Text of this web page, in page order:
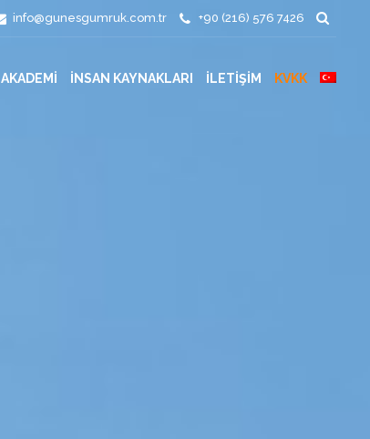
info@gunesgumruk.com.tr +90 (216) 576 7426
AKADEMİ İNSAN KAYNAKLARI İLETİŞİM KVKK